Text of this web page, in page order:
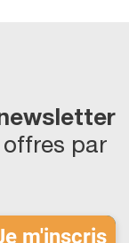
offres par